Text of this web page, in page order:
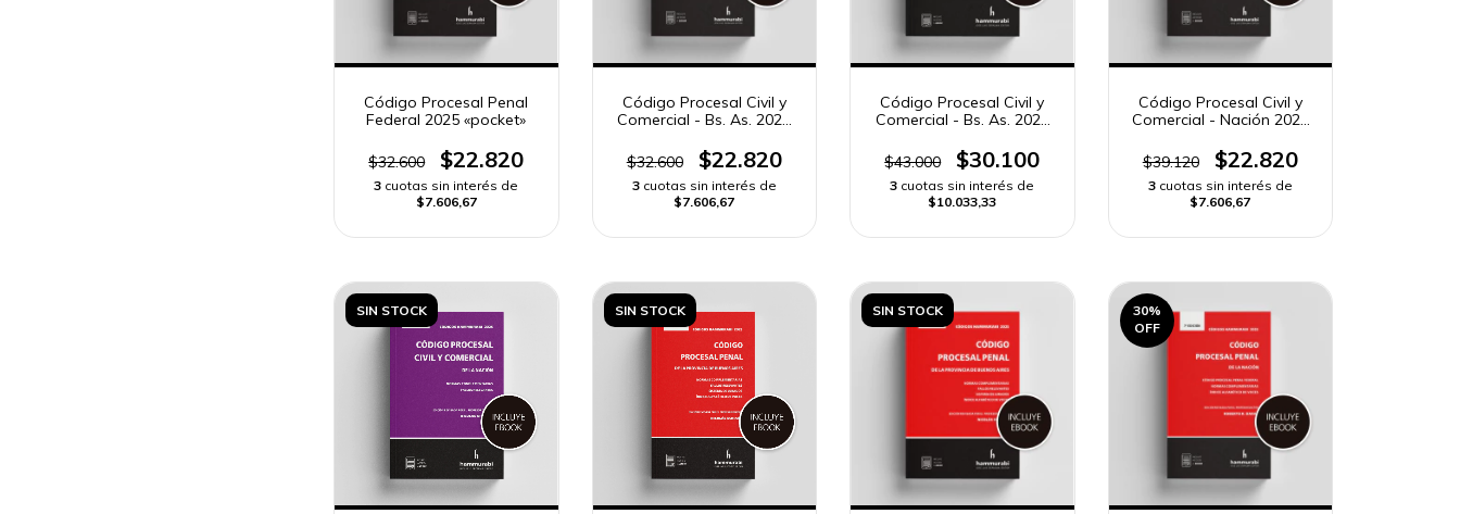
Código Procesal Penal
Federal 2025 «pocket»
$32.600 $22.820
3 cuotas sin interés de
$7.606,67
Código Procesal Civil y
Comercial - Bs. As. 2025
$32.600
$22.820
3 cuotas sin interés de
$7.606,67
Código Procesal Civil y
Comercial - Bs. As. 2025
$43.000
$30.100
3 cuotas sin interés de
$10.033,33
Código Procesal Civil y
Comercial - Nación 2025
$39.120
$22.820
3 cuotas sin interés de
$7.606,67
SIN STOCK SIN STOCK SIN STOCK 30%
OFF